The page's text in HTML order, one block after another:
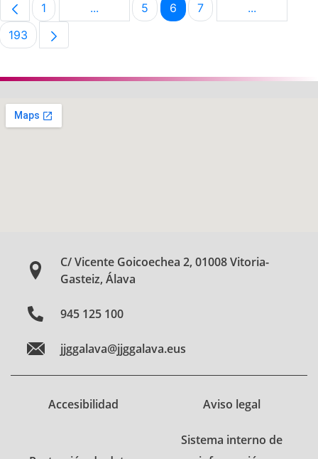
Página
1 ...Páginas intermedias Use TAB para
Página
5 Página
6 Página
7 ...Páginas
Página
193
C/ Vicente Goicoechea 2, 01008 Vitoria-
Gasteiz, Álava
945 125 100
jjggalava@jjggalava.eus
Accesibilidad Aviso legal
Sistema interno de